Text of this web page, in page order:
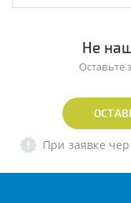
Не
Оставьте
При заявке